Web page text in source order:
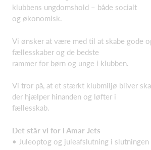
klubbens ungdomshold – både socialt
og økonomisk.
Vi ønsker at være med til at skabe gode
fællesskaber og de bedste
rammer for børn og unge i klubben.
Vi tror på, at et stærkt klubmiljø bliver
der hjælper hinanden og løfter i
fællesskab.
Det står vi for i Amar Jets
• Juleoptog og juleafslutning i slutningen